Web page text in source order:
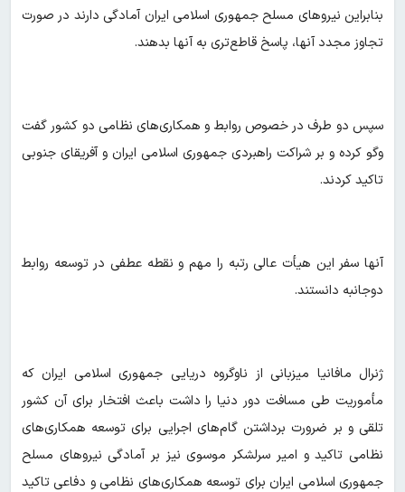
بنابراین نیروهای مسلح جمهوری اسلامی ایران آمادگی دارند در صورت
تجاوز مجدد آنها، پاسخ قاطع‌تری به آنها بدهند.
سپس دو طرف در خصوص روابط و همکاری‌های نظامی دو کشور گفت
وگو کرده و بر شراکت راهبردی جمهوری اسلامی ایران و آفریقای جنوبی
تاکید کردند.
آنها سفر این هیأت عالی رتبه را مهم و نقطه عطفی در توسعه روابط
دوجانبه دانستند.
ژنرال مافانیا میزبانی از ناوگروه دریایی جمهوری اسلامی ایران که
مأموریت طی مسافت دور دنیا را داشت باعث افتخار برای آن کشور
تلقی و بر ضرورت برداشتن گام‌های اجرایی برای توسعه همکاری‌های
نظامی تاکید و امیر سرلشکر موسوی نیز بر آمادگی نیروهای مسلح
جمهوری اسلامی ایران برای توسعه همکاری‌های نظامی و دفاعی تاکید